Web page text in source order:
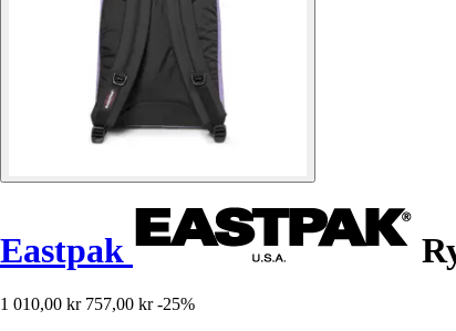
Eastpak
1 010,00 kr 757,00 kr -25%